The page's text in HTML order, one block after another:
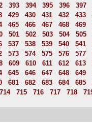
393 394 395 396 397
429 430 431 432 433
465 466 467 468 469
501 502 503 504 505
537 538 539 540 541
573 574 575 576 577
609 610 611 612 613
645 646 647 648 649
681 682 683 684 685
714 715 716 717 718